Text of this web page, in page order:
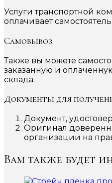
Услуги транспортной
оплачивает
Самовывоз.
Также вы можете
заказанную и
склада.
Документы для
Документ,
Оригинал
организации на
Вам также будет